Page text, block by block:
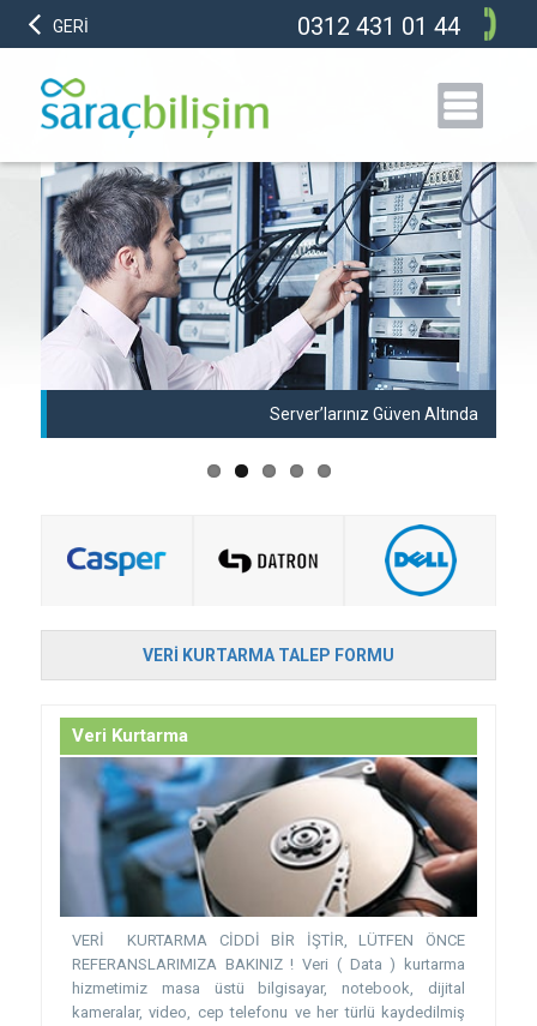
GERİ 0312 431 01 44
Server’larınız Güven Altında
VERI KURTARMA TALEP FORMU
Veri Kurtarma
VERİ KURTARMA CİDDİ BİR İŞTİR, LÜTFEN ÖNCE
REFERANSLARIMIZA BAKINIZ ! Veri ( Data ) kurtarma
hizmetimiz masa üstü bilgisayar, notebook, dijital
kameralar, video, cep telefonu ve her türlü kaydedilmiş